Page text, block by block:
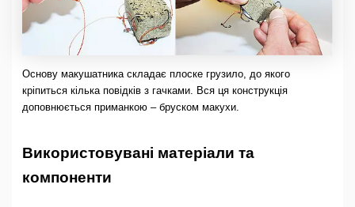
Основу макушатника складає плоске грузило, до якого
кріпиться кілька повідків з гачками. Вся ця конструкція
доповнюється приманкою – бруском макухи.
Використовувані матеріали та
компоненти